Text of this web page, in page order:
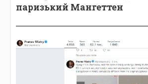
паризький Мангеттен